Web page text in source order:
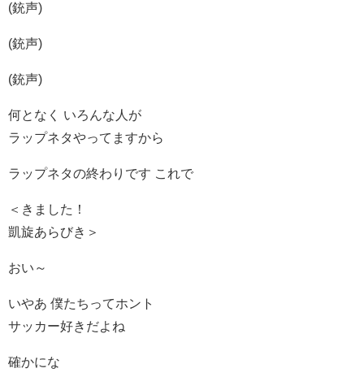
(銃声)
(銃声)
(銃声)
何となく いろんな人が
ラップネタやってますから
ラップネタの終わりです これで
＜きました！
凱旋あらびき＞
おい～
いやあ 僕たちってホント
サッカー好きだよね
確かにな